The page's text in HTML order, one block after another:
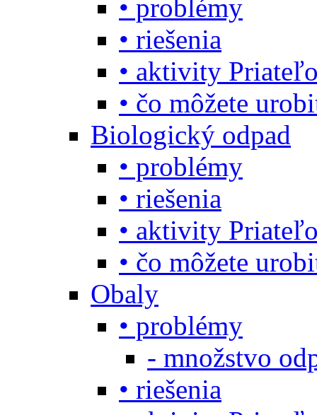
• problémy
• riešenia
• aktivity
• čo môžete
Biologický odpad
• problémy
• riešenia
• aktivity
• čo môžete
Obaly
• problémy
- množstvo
• riešenia